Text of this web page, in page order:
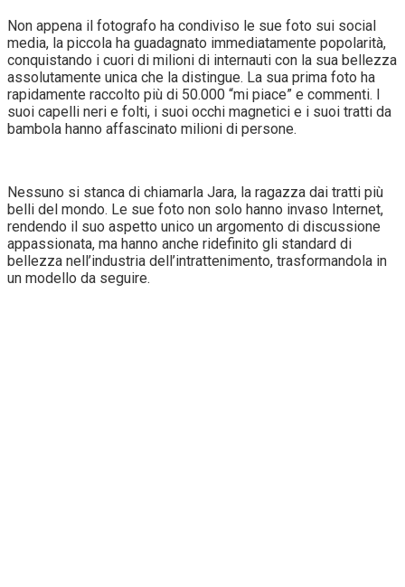
Non appena il fotografo ha condiviso le sue foto sui social
media, la piccola ha guadagnato immediatamente popolarità,
conquistando i cuori di milioni di internauti con la sua bellezza
assolutamente unica che la distingue. La sua prima foto ha
rapidamente raccolto più di 50.000 “mi piace” e commenti. I
suoi capelli neri e folti, i suoi occhi magnetici e i suoi tratti da
bambola hanno affascinato milioni di persone.
Nessuno si stanca di chiamarla Jara, la ragazza dai tratti più
belli del mondo. Le sue foto non solo hanno invaso Internet,
rendendo il suo aspetto unico un argomento di discussione
appassionata, ma hanno anche ridefinito gli standard di
bellezza nell’industria dell’intrattenimento, trasformandola in
un modello da seguire.